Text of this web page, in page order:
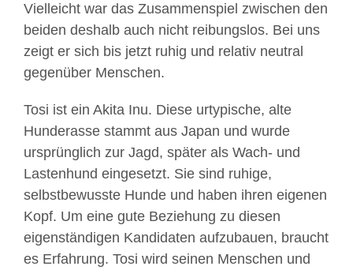
Vielleicht war das Zusammenspiel zwischen den
beiden deshalb auch nicht reibungslos. Bei uns
zeigt er sich bis jetzt ruhig und relativ neutral
gegenüber Menschen.
Tosi ist ein Akita Inu. Diese urtypische, alte
Hunderasse stammt aus Japan und wurde
ursprünglich zur Jagd, später als Wach- und
Lastenhund eingesetzt. Sie sind ruhige,
selbstbewusste Hunde und haben ihren eigenen
Kopf. Um eine gute Beziehung zu diesen
eigenständigen Kandidaten aufzubauen, braucht
es Erfahrung. Tosi wird seinen Menschen und